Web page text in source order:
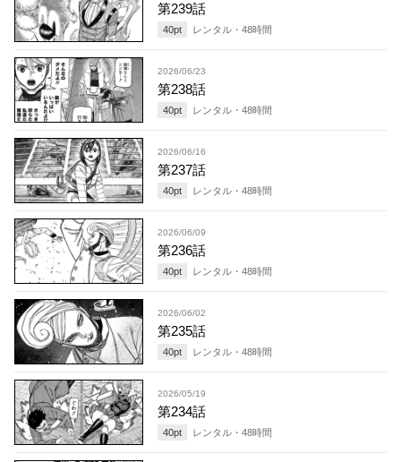
第239話
40pt レンタル・ 48時間
2026/06/23
第238話
40pt レンタル・ 48時間
2026/06/16
第237話
40pt レンタル・ 48時間
2026/06/09
第236話
40pt レンタル・ 48時間
2026/06/02
第235話
40pt レンタル・ 48時間
2026/05/19
第234話
40pt レンタル・ 48時間